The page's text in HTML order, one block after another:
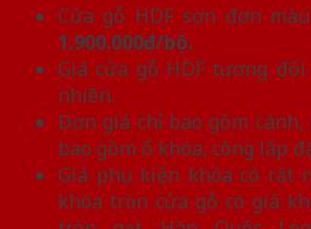
Cửa gỗ HDF sơn đơn
1.900.000đ/bộ.
Giá cửa gỗ HDF tương
nhiên.
Đơn giá chỉ bao gồm
bao gồm ổ khóa, công lắp
Giá phụ kiện khóa có rất
khóa tròn cửa gỗ có giá